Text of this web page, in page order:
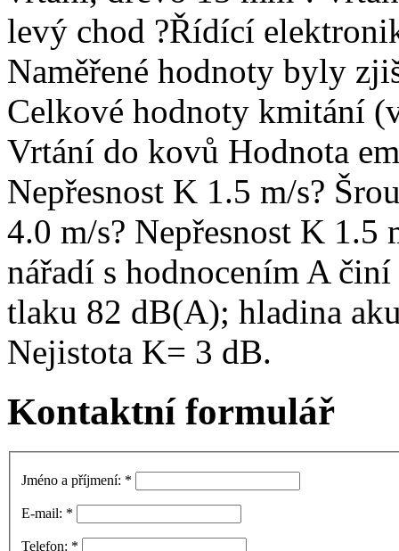
levý chod ?Řídící
Naměřené hodnoty byly
Celkové hodnoty kmitání
Vrtání do kovů Hodnota
Nepřesnost K 1.5 m/s?
4.0 m/s? Nepřesnost K
nářadí s hodnocením A
tlaku 82 dB(A); hladina
Nejistota K= 3 dB.
Kontaktní formulář
Jméno a příjmení: *
E-mail: *
Telefon: *